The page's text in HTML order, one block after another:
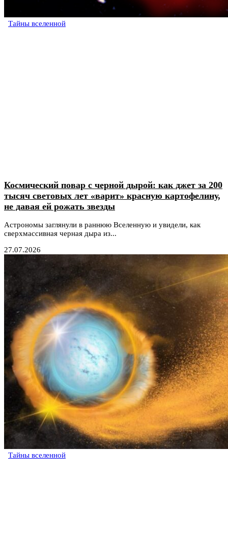
Тайны вселенной
Космический повар с черной дырой: как джет за 200
тысяч световых лет «варит» красную картофелину,
не давая ей рожать звезды
Астрономы заглянули в раннюю Вселенную и увидели, как
сверхмассивная черная дыра из...
27.07.2026
Тайны вселенной